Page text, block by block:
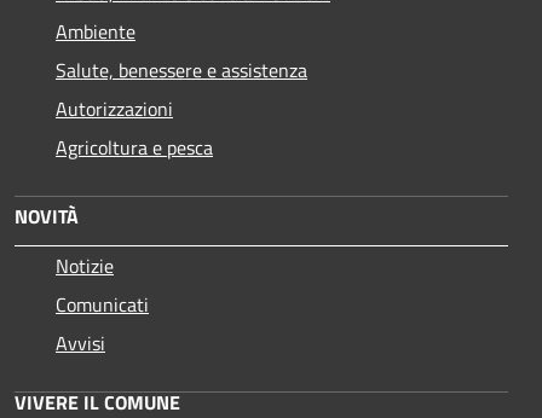
Ambiente
Salute, benessere e assistenza
Autorizzazioni
Agricoltura e pesca
NOVITÀ
Notizie
Comunicati
Avvisi
VIVERE IL COMUNE